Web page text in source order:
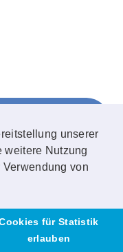
unserer
weitere Nutzung
von
für Statistik
erlauben